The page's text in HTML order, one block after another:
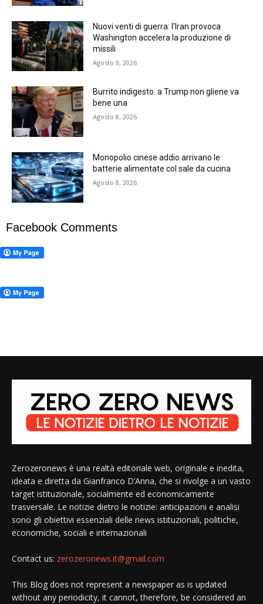
Nuovi venti di guerra: l’Iran provoca
Washington accelera la produzione di
missili
Agosto 9, 2026
Burrito indigesto: a Trump non gliene va
bene una
Agosto 8, 2026
Monopolio cinese addio arrivano le
batterie alimentate col sale da cucina
Agosto 8, 2026
Facebook Comments
Zerozeronews è una realtà editoriale web, originale e inedita,
ideata e diretta da Gianfranco D’Anna, che si rivolge a un vasto
target istituzionale, socialmente ed economicamente
trasversale. Le notizie dietro le notizie: anticipazioni e analisi
sono gli obiettivi essenziali delle news istituzionali, politiche,
economiche, sociali e internazionali
Contact us: zerozeronews.it@gmail.com
This Blog does not represent a newspaper as is updated
without any periodicity, it cannot, therefore, be considered an